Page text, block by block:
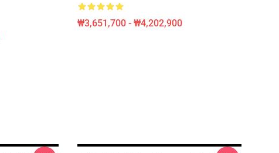
₩3,651,700 - ₩4,202,900